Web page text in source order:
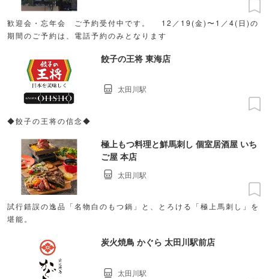
歓迎会・忘年会 ご予約受付中です。 12／19(金)〜1／4(日)の
期間のご予約は、電話予約のみとなります
餃子の王将 東海店
◆餃子の王将の信念◆
太田川駅
極上もつ料理と鮮馬刺し 個室居酒屋 いち
ご屋 本店
試行錯誤の逸品「名物白のもつ鍋」と、とろける「極上馬刺し」を
堪能。
太田川駅
炭火焼鳥 かぐら 太田川駅前店
太田川駅